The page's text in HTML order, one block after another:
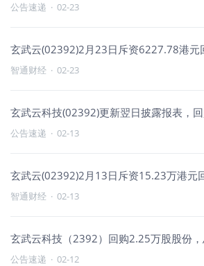
公告速递 · 02-23
玄武云(02392)2月23日斥资6227.78港元
智通财经 · 02-23
玄武云科技(02392)更新翌日披露报表，
公告速递 · 02-13
玄武云(02392)2月13日斥资15.23万港元
智通财经 · 02-13
玄武云科技（2392）回购2.25万股股份
公告速递 · 02-12